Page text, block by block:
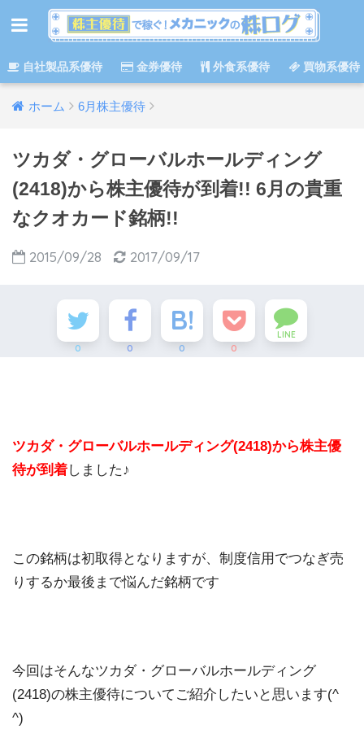
自社製品系優待 金券優待 外食系優待 買物系優待
ホーム 6月株主優待
ツカダ・グローバルホールディング
(2418)から株主優待が到着!! 6月の貴重
なクオカード銘柄!!
2015/09/28 2017/09/17
0 0 0 0
LINE
ツカダ・グローバルホールディング(2418)から株主優
待が到着しました♪
この銘柄は初取得となりますが、制度信用でつなぎ売
りするか最後まで悩んだ銘柄です
今回はそんなツカダ・グローバルホールディング
(2418)の株主優待についてご紹介したいと思います(^
^)